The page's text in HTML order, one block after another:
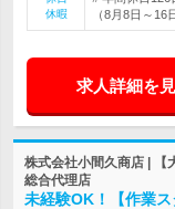
休暇
（8月8日～16
求人詳細を
株式会社小間久商店 | 【
総合代理店
未経験OK！【作業